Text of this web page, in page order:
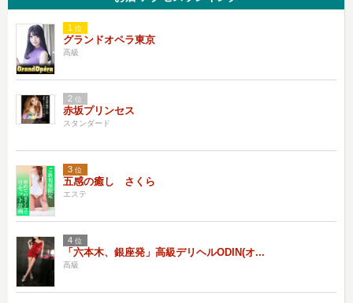
1 位
グランドオペラ東京
高級
2 位
赤坂プリンセス
スタンダード
3 位
五感の癒し さくら
エステ
4 位
「六本木、銀座発」高級デリヘルODIN(オ...
高級